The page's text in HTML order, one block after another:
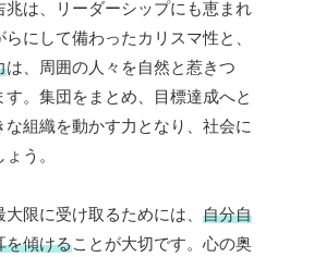
兆は、リーダーシップにも恵まれ
にして備わったカリスマ性と、
は、周囲の人々を自然と惹きつ
す。集団をまとめ、目標達成へと
組織を動かす力となり、社会に
う。
限に受け取るためには、 自分自
を傾けることが大切です。心の奥